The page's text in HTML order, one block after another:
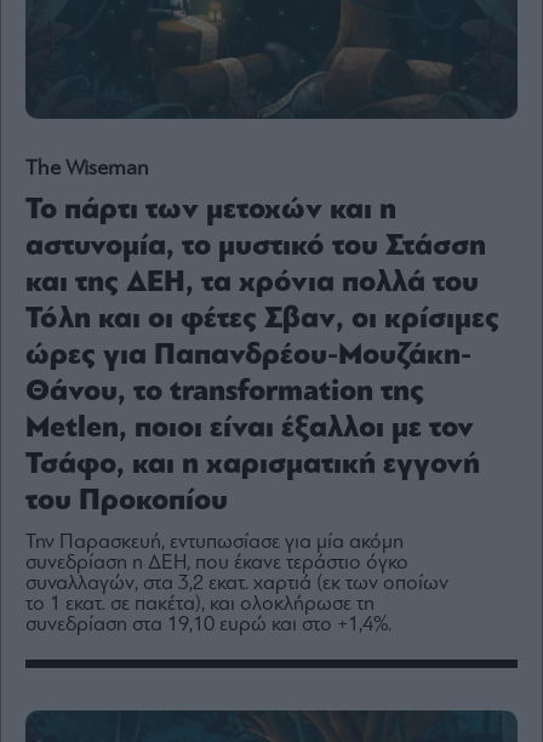
Bloomberg
Wiseman
Room
Story
Media
Winners
&
Losers
Επι-
θετικά
Rumors
ESG
Today
Mononews2030
Άρθρα
The Wiseman
Το πάρτι των μετοχών και η
αστυνομία, το μυστικό του Στάσση
και της ΔΕΗ, τα χρόνια πολλά του
Τόλη και οι φέτες Σβαν, οι κρίσιμες
ώρες για Παπανδρέου-Μουζάκη-
Θάνου, το transformation της
Metlen, ποιοι είναι έξαλλοι με τον
Τσάφο, και η χαρισματική εγγονή
του Προκοπίου
Την Παρασκευή, εντυπωσίασε για μία ακόμη
συνεδρίαση η ΔΕΗ, που έκανε τεράστιο όγκο
συναλλαγών, στα 3,2 εκατ. χαρτιά (εκ των οποίων
το 1 εκατ. σε πακέτα), και ολοκλήρωσε τη
συνεδρίαση στα 19,10 ευρώ και στο +1,4%.